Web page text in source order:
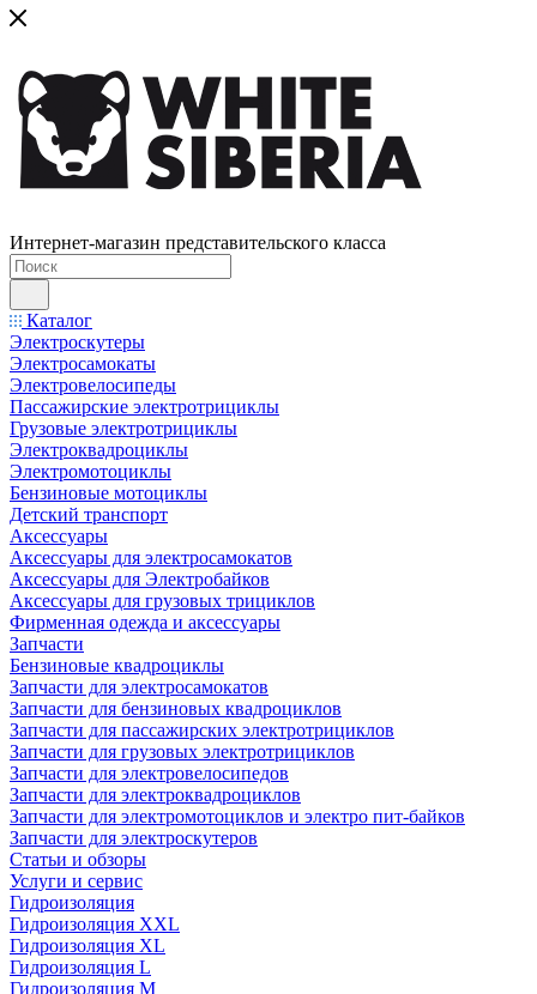
Интернет-магазин представительского класса
Каталог
Электроскутеры
Электросамокаты
Электровелосипеды
Пассажирские электротрициклы
Грузовые электротрициклы
Электроквадроциклы
Электромотоциклы
Бензиновые мотоциклы
Детский транспорт
Аксессуары
Аксессуары для электросамокатов
Аксессуары для Электробайков
Аксессуары для грузовых трициклов
Фирменная одежда и аксессуары
Запчасти
Бензиновые квадроциклы
Запчасти для электросамокатов
Запчасти для бензиновых квадроциклов
Запчасти для пассажирских электротрициклов
Запчасти для грузовых электротрициклов
Запчасти для электровелосипедов
Запчасти для электроквадроциклов
Запчасти для электромотоциклов и электро пит-байков
Запчасти для электроскутеров
Статьи и обзоры
Услуги и сервис
Гидроизоляция
Гидроизоляция XXL
Гидроизоляция XL
Гидроизоляция L
Гидроизоляция M